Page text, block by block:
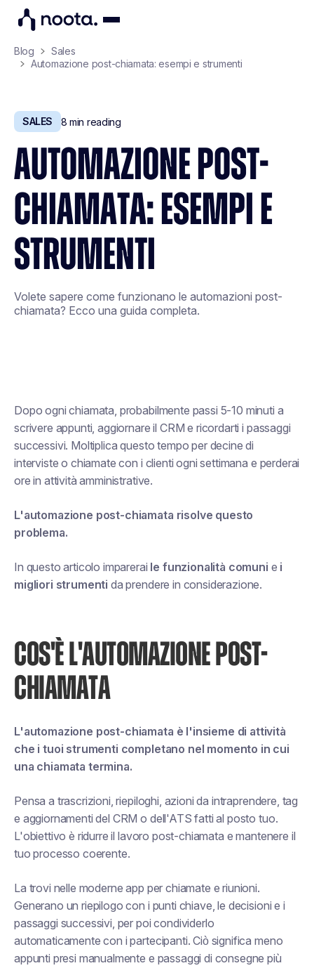
Blog
Sales
Automazione post-chiamata: esempi e strumenti
SALES 8 min reading
AUTOMAZIONE POST-
CHIAMATA: ESEMPI E
STRUMENTI
Volete sapere come funzionano le automazioni post-
chiamata? Ecco una guida completa.
Dopo ogni chiamata, probabilmente passi 5-10 minuti a
scrivere appunti, aggiornare il CRM e ricordarti i passaggi
successivi. Moltiplica questo tempo per decine di
interviste o chiamate con i clienti ogni settimana e perderai
ore in attività amministrative.
L'automazione post-chiamata risolve questo
problema.
In questo articolo imparerai le funzionalità comuni e i
migliori strumenti da prendere in considerazione.
COS'È L'AUTOMAZIONE POST-
CHIAMATA
L'automazione post-chiamata è l'insieme di attività
che i tuoi strumenti completano nel momento in cui
una chiamata termina.
Pensa a trascrizioni, riepiloghi, azioni da intraprendere, tag
e aggiornamenti del CRM o dell'ATS fatti al posto tuo.
L'obiettivo è ridurre il lavoro post-chiamata e mantenere il
tuo processo coerente.
La trovi nelle moderne app per chiamate e riunioni.
Generano un riepilogo con i punti chiave, le decisioni e i
passaggi successivi, per poi condividerlo
automaticamente con i partecipanti. Ciò significa meno
appunti presi manualmente e passaggi di consegne più